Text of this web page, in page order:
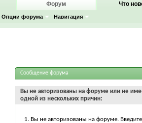
Форум
Опции форума Навигация
Что
Сообщение форума
Вы не авторизованы на форуме или не
одной из нескольких причин:
Вы не авторизованы на форуме.